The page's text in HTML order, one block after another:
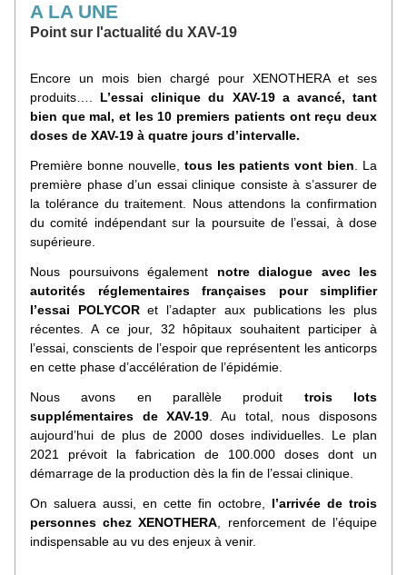
A LA UNE
Point sur l'actualité du XAV-19
Encore un mois bien chargé pour XENOTHERA et ses
produits…. L’essai clinique du XAV-19 a avancé, tant
bien que mal, et les 10 premiers patients ont reçu deux
doses de XAV-19 à quatre jours d’intervalle.
Première bonne nouvelle, tous les patients vont bien . La
première phase d’un essai clinique consiste à s’assurer de
la tolérance du traitement. Nous attendons la confirmation
du comité indépendant sur la poursuite de l’essai, à dose
supérieure.
Nous poursuivons également notre dialogue avec les
autorités réglementaires françaises pour simplifier
l’essai POLYCOR et l’adapter aux publications les plus
récentes. A ce jour, 32 hôpitaux souhaitent participer à
l’essai, conscients de l’espoir que représentent les anticorps
en cette phase d’accélération de l’épidémie.
Nous avons en parallèle produit trois lots
supplémentaires de XAV-19 . Au total, nous disposons
aujourd’hui de plus de 2000 doses individuelles. Le plan
2021 prévoit la fabrication de 100.000 doses dont un
démarrage de la production dès la fin de l’essai clinique.
On saluera aussi, en cette fin octobre, l’arrivée de trois
personnes chez XENOTHERA , renforcement de l’équipe
indispensable au vu des enjeux à venir.